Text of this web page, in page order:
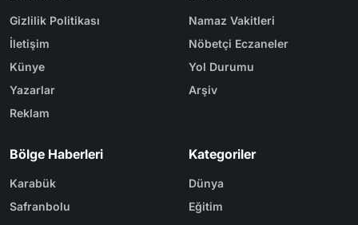
Gizlilik Politikası
İletişim
Künye
Yazarlar
Reklam
Namaz Vakitleri
Nöbetçi Eczaneler
Yol Durumu
Arşiv
Bölge Haberleri
Karabük
Safranbolu
Kategoriler
Dünya
Eğitim